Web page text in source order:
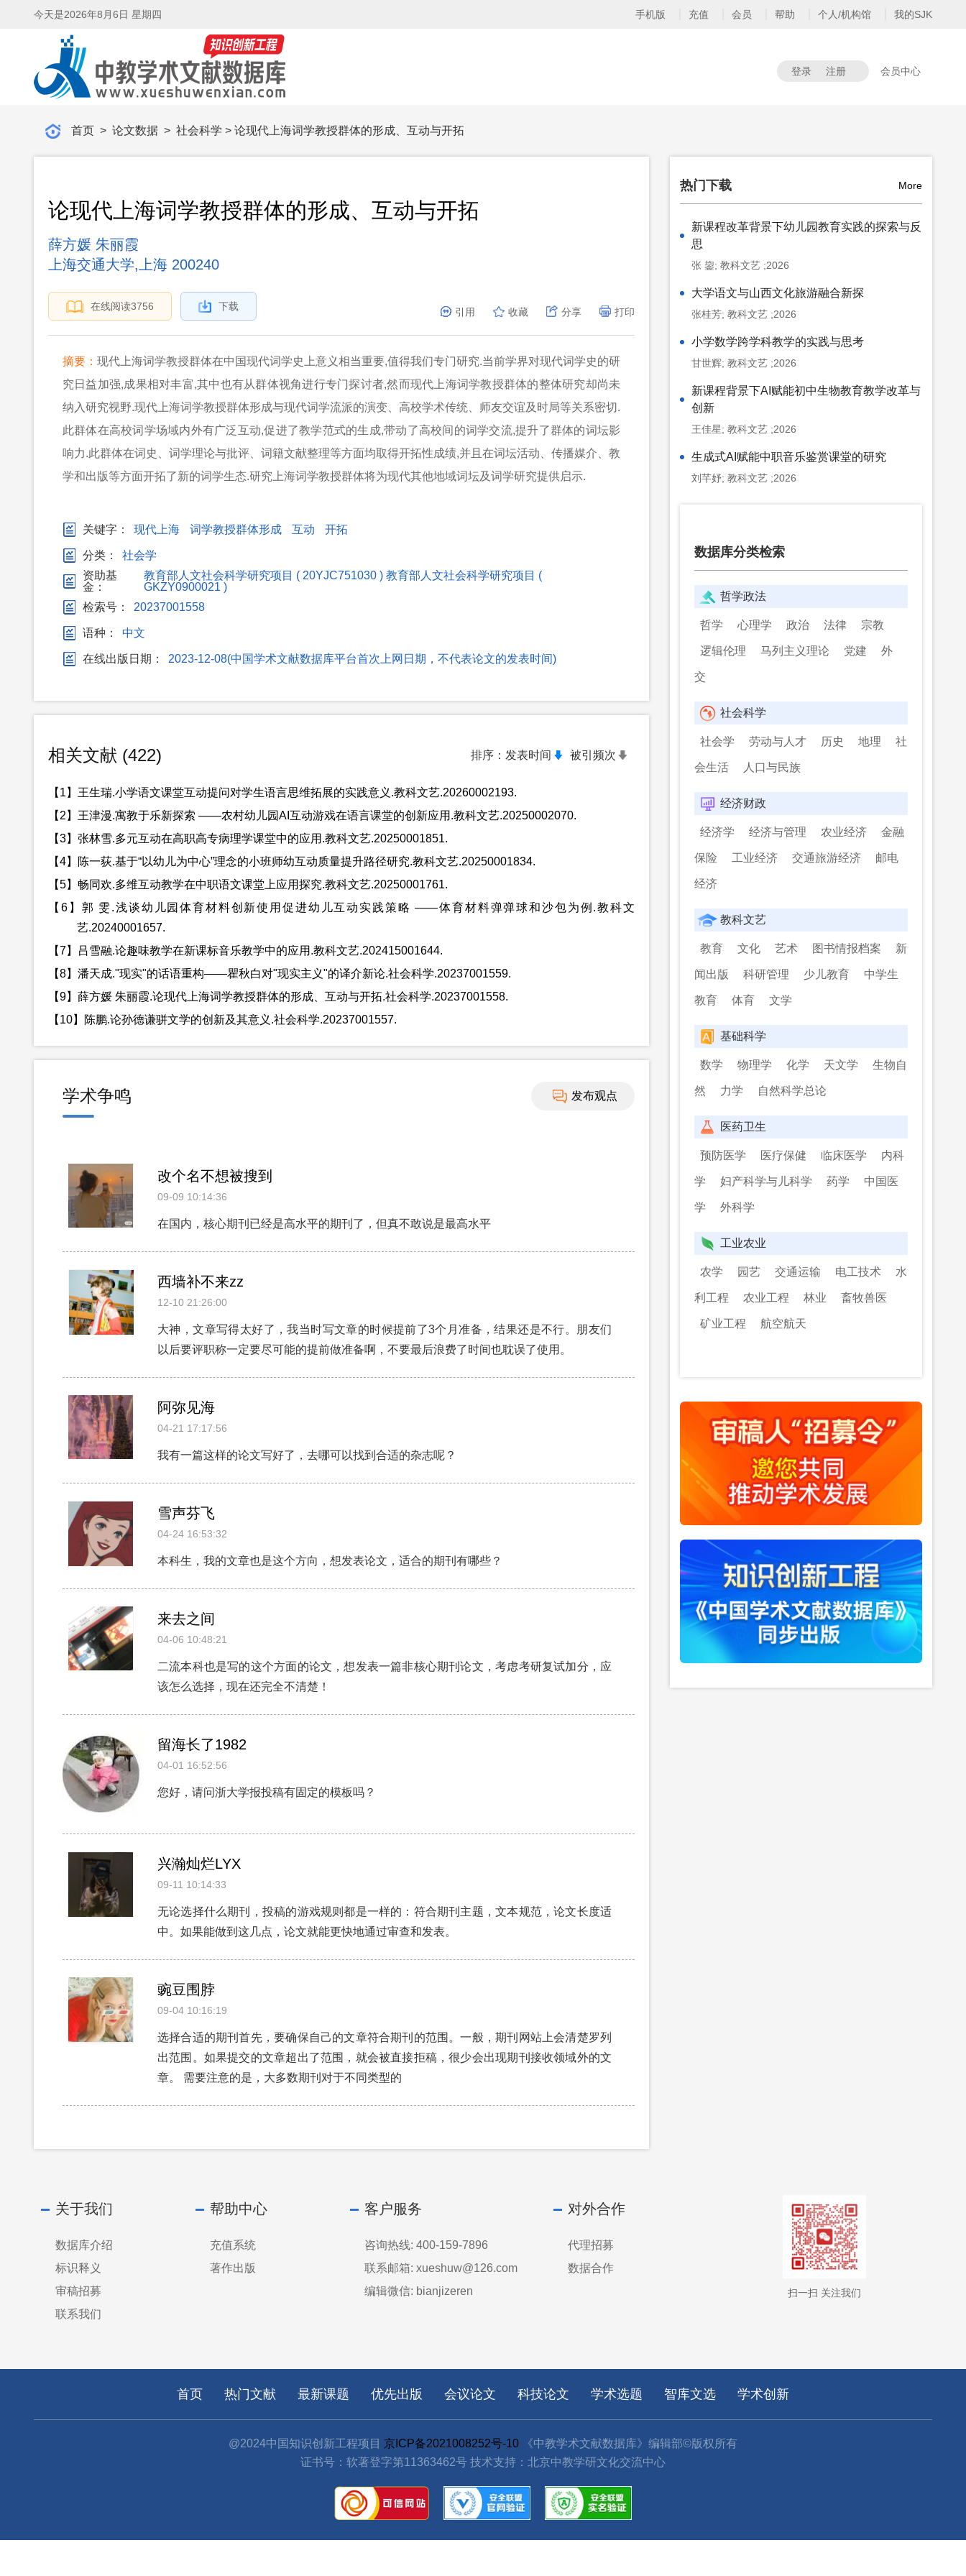
今天是2026年8月6日 星期四 手机版 充值 会员 帮助 个人/机构馆 我的SJK
登录 注册 会员中心
首页 > 论文数据 > 社会科学 > 论现代上海词学教授群体的形成、互动与开拓
论现代上海词学教授群体的形成、互动与开拓
薛方媛 朱丽霞
上海交通大学,上海 200240
在线阅读3756 下载 引用 收藏 分享 打印
摘要： 现代上海词学教授群体在中国现代词学史上意义相当重要,值得我们专门研究.当前学界对现代词学史的研
究日益加强,成果相对丰富,其中也有从群体视角进行专门探讨者,然而现代上海词学教授群体的整体研究却尚未
纳入研究视野.现代上海词学教授群体形成与现代词学流派的演变、高校学术传统、师友交谊及时局等关系密切.
此群体在高校词学场域内外有广泛互动,促进了教学范式的生成,带动了高校间的词学交流,提升了群体的词坛影
响力.此群体在词史、词学理论与批评、词籍文献整理等方面均取得开拓性成绩,并且在词坛活动、传播媒介、教
学和出版等方面开拓了新的词学生态.研究上海词学教授群体将为现代其他地域词坛及词学研究提供启示.
关键字： 现代上海 词学教授群体形成 互动 开拓
分类：
社会学
资助基
金：
教育部人文社会科学研究项目 ( 20YJC751030 ) 教育部人文社会科学研究项目 (
GKZY0900021 )
检索号：
20237001558
语种： 中文
在线出版日期： 2023-12-08(中国学术文献数据库平台首次上网日期，不代表论文的发表时间)
相关文献 (422) 排序： 发表时间 被引频次
【1】王生瑞.小学语文课堂互动提问对学生语言思维拓展的实践意义.教科文艺.20260002193.
【2】王津漫.寓教于乐新探索 ——农村幼儿园AI互动游戏在语言课堂的创新应用.教科文艺.20250002070.
【3】张林雪.多元互动在高职高专病理学课堂中的应用.教科文艺.20250001851.
【4】陈一荻.基于“以幼儿为中心”理念的小班师幼互动质量提升路径研究.教科文艺.20250001834.
【5】畅同欢.多维互动教学在中职语文课堂上应用探究.教科文艺.20250001761.
【6】郭 雯.浅谈幼儿园体育材料创新使用促进幼儿互动实践策略 ——体育材料弹弹球和沙包为例.教科文
艺.20240001657.
【7】吕雪融.论趣味教学在新课标音乐教学中的应用.教科文艺.202415001644.
【8】潘天成."现实"的话语重构——瞿秋白对"现实主义"的译介新论.社会科学.20237001559.
【9】薛方媛 朱丽霞.论现代上海词学教授群体的形成、互动与开拓.社会科学.20237001558.
【10】陈鹏.论孙德谦骈文学的创新及其意义.社会科学.20237001557.
学术争鸣 发布观点
改个名不想被搜到
09-09 10:14:36
在国内，核心期刊已经是高水平的期刊了，但真不敢说是最高水平
西墙补不来zz
12-10 21:26:00
大神，文章写得太好了，我当时写文章的时候提前了3个月准备，结果还是不行。朋友们
以后要评职称一定要尽可能的提前做准备啊，不要最后浪费了时间也耽误了使用。
阿弥见海
04-21 17:17:56
我有一篇这样的论文写好了，去哪可以找到合适的杂志呢？
雪声芬飞
04-24 16:53:32
本科生，我的文章也是这个方向，想发表论文，适合的期刊有哪些？
来去之间
04-06 10:48:21
二流本科也是写的这个方面的论文，想发表一篇非核心期刊论文，考虑考研复试加分，应
该怎么选择，现在还完全不清楚！
留海长了1982
04-01 16:52:56
您好，请问浙大学报投稿有固定的模板吗？
兴瀚灿烂LYX
09-11 10:14:33
无论选择什么期刊，投稿的游戏规则都是一样的：符合期刊主题，文本规范，论文长度适
中。如果能做到这几点，论文就能更快地通过审查和发表。
豌豆围脖
09-04 10:16:19
选择合适的期刊首先，要确保自己的文章符合期刊的范围。一般，期刊网站上会清楚罗列
出范围。如果提交的文章超出了范围，就会被直接拒稿，很少会出现期刊接收领域外的文
章。 需要注意的是，大多数期刊对于不同类型的
热门下载 More
新课程改革背景下幼儿园教育实践的探索与反
思
张 鋆; 教科文艺 ;2026
大学语文与山西文化旅游融合新探
张桂芳; 教科文艺 ;2026
小学数学跨学科教学的实践与思考
甘世辉; 教科文艺 ;2026
新课程背景下AI赋能初中生物教育教学改革与
创新
王佳星; 教科文艺 ;2026
生成式AI赋能中职音乐鉴赏课堂的研究
刘芊妤; 教科文艺 ;2026
数据库分类检索
哲学政法
哲学 心理学 政治 法律 宗教
逻辑伦理 马列主义理论 党建 外
交
社会科学
社会学 劳动与人才 历史 地理 社
会生活 人口与民族
经济财政
经济学 经济与管理 农业经济 金融
保险 工业经济 交通旅游经济 邮电
经济
教科文艺
教育 文化 艺术 图书情报档案 新
闻出版 科研管理 少儿教育 中学生
教育 体育 文学
基础科学
数学 物理学 化学 天文学 生物自
然 力学 自然科学总论
医药卫生
预防医学 医疗保健 临床医学 内科
学 妇产科学与儿科学 药学 中国医
学 外科学
工业农业
农学 园艺 交通运输 电工技术 水
利工程 农业工程 林业 畜牧兽医
矿业工程 航空航天
关于我们
数据库介绍
标识释义
审稿招募
联系我们
帮助中心
充值系统
著作出版
客户服务
咨询热线: 400-159-7896
联系邮箱: xueshuw@126.com
编辑微信: bianjizeren
对外合作
代理招募
数据合作
扫一扫 关注我们
首页 热门文献 最新课题 优先出版 会议论文 科技论文 学术选题 智库文选 学术创新
@2024中国知识创新工程项目 京ICP备2021008252号-10
《中教学术文献数据库》编辑部©版权所有
证书号：软著登字第11363462号 技术支持：北京中教学研文化交流中心